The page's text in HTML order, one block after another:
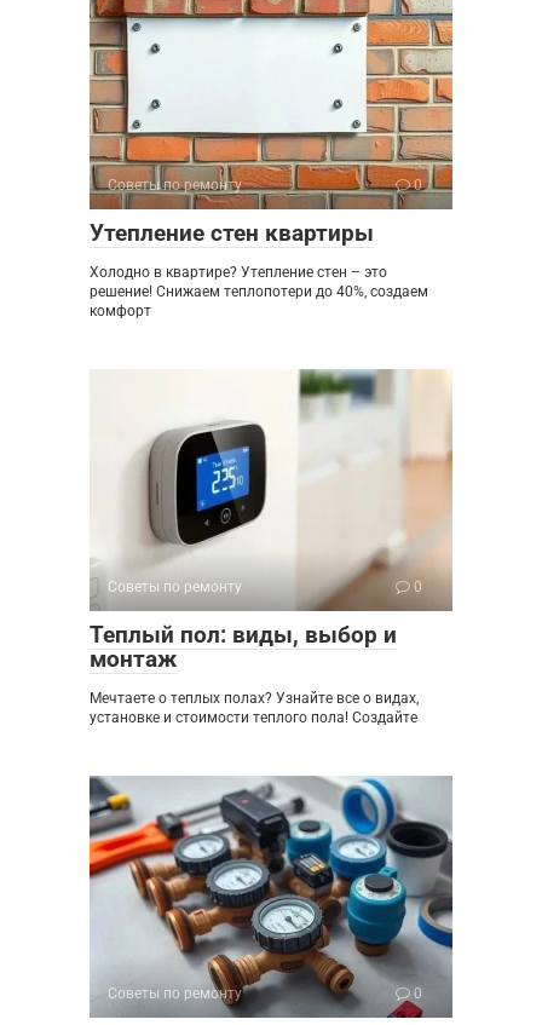
Советы по ремонту 0
Утепление стен квартиры
Холодно в квартире? Утепление стен – это
решение! Снижаем теплопотери до 40%, создаем
комфорт
Советы по ремонту 0
Теплый пол: виды, выбор и
монтаж
Мечтаете о теплых полах? Узнайте все о видах,
установке и стоимости теплого пола! Создайте
Советы по ремонту 0